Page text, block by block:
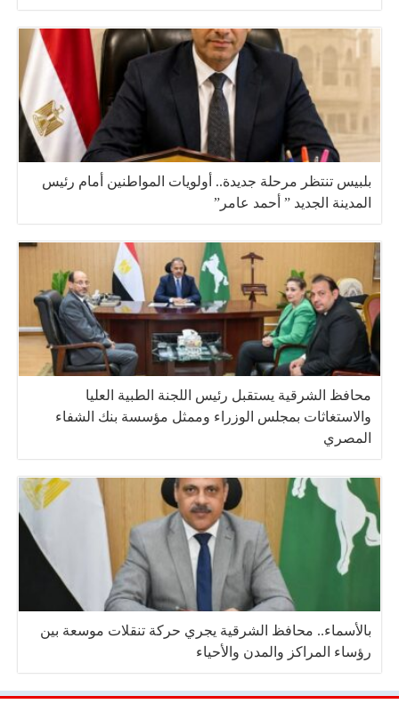
بلبيس تنتظر مرحلة جديدة.. أولويات المواطنين أمام رئيس
المدينة الجديد ” أحمد عامر”
محافظ الشرقية يستقبل رئيس اللجنة الطبية العليا
والاستغاثات بمجلس الوزراء وممثل مؤسسة بنك الشفاء
المصري
بالأسماء.. محافظ الشرقية يجري حركة تنقلات موسعة بين
رؤساء المراكز والمدن والأحياء